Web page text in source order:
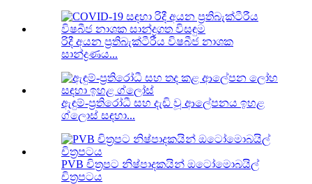
රිදී අයන ප්‍රතිබැක්ටීරීය විෂබීජ නාශක
සාන්ද්‍රණය...
ඇඳුම්-ප්‍රතිරෝධී සහ දැඩි වූ ආලේපනය ඉහළ
ග්ලොස් සඳහා...
PVB චිත්‍රපට නිෂ්පාදකයින් ඔටෝමොබයිල්
චිත්‍රපටය